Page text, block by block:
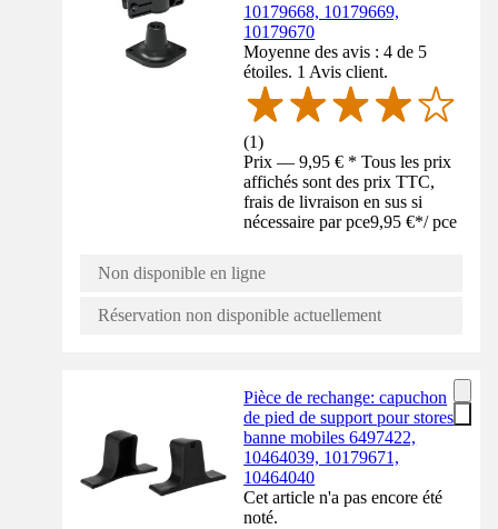
10179668, 10179669,
10179670
Moyenne des avis : 4 de 5
étoiles. 1 Avis client.
(1)
Prix — 9,95 € * Tous les prix
affichés sont des prix TTC,
frais de livraison en sus si
nécessaire par pce9,95 €*/ pce
Non disponible en ligne
Réservation non disponible actuellement
Pièce de rechange: capuchon
de pied de support pour stores
banne mobiles 6497422,
10464039, 10179671,
10464040
Cet article n'a pas encore été
noté.